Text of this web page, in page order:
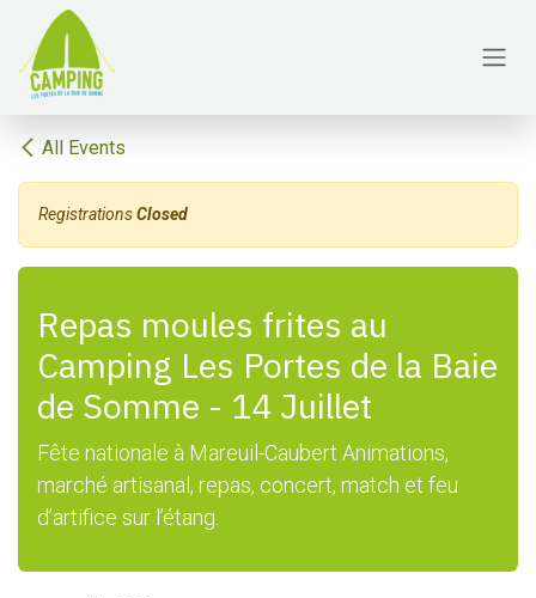
Skip to Content
All Events
RegistrationsClosed
Repas moules frites au
Camping Les Portes de la Baie
de Somme - 14 Juillet
Fête nationale à Mareuil-Caubert Animations,
marché artisanal, repas, concert, match et feu
d’artifice sur l’étang.